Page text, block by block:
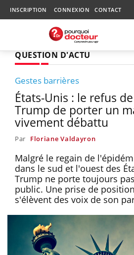
INSCRIPTION CONNEXION CONTACT
QUESTION D'ACTU
Gestes barrières
États-Unis : le refus
Trump de porter un
vivement débattu
Par Floriane Valdayron
Malgré le regain de
dans le sud et l'ouest des
Trump ne porte toujours
public. Une prise de
s'élèvent des voix de son